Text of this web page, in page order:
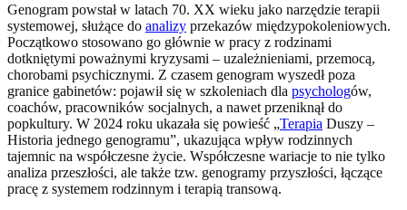
Genogram powstał w latach 70. XX wieku jako narzędzie terapii
systemowej, służące do analizy przekazów międzypokoleniowych.
Początkowo stosowano go głównie w pracy z rodzinami
dotkniętymi poważnymi kryzysami – uzależnieniami, przemocą,
chorobami psychicznymi. Z czasem genogram wyszedł poza
granice gabinetów: pojawił się w szkoleniach dla psychologów,
coachów, pracowników socjalnych, a nawet przeniknął do
popkultury. W 2024 roku ukazała się powieść „Terapia Duszy –
Historia jednego genogramu”, ukazująca wpływ rodzinnych
tajemnic na współczesne życie. Współczesne wariacje to nie tylko
analiza przeszłości, ale także tzw. genogramy przyszłości, łączące
pracę z systemem rodzinnym i terapią transową.